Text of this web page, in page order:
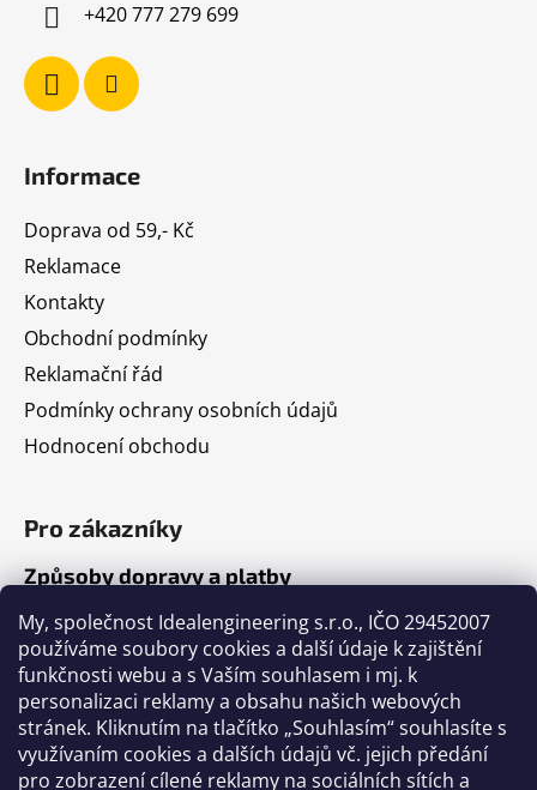
My, společnost Idealengineering s.r.o., IČO 29452007
používáme soubory cookies a další údaje k zajištění
funkčnosti webu a s Vaším souhlasem i mj. k
personalizaci reklamy a obsahu našich webových
stránek. Kliknutím na tlačítko „Souhlasím“ souhlasíte s
využívaním cookies a dalších údajů vč. jejich předání
pro zobrazení cílené reklamy na sociálních sítích a
+420 777 279 699
Informace
Doprava od 59,- Kč
Reklamace
Kontakty
Obchodní podmínky
Reklamační řád
Podmínky ochrany osobních údajů
Hodnocení obchodu
Pro zákazníky
Způsoby dopravy a platby
Jak nakupovat
Články
Výběr volejbalového míče
Výběr fotbalového míče